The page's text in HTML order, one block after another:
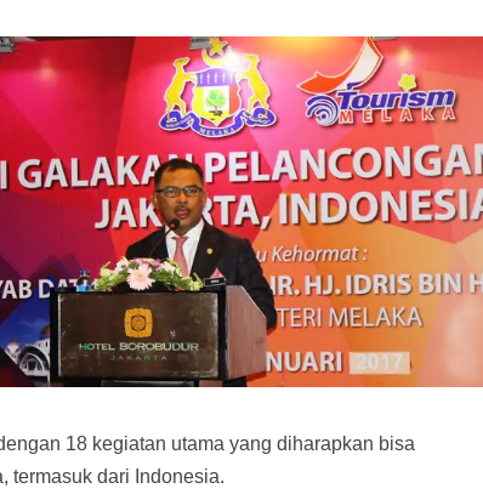
18 kegiatan utama yang diharapkan bisa
termasuk dari Indonesia.